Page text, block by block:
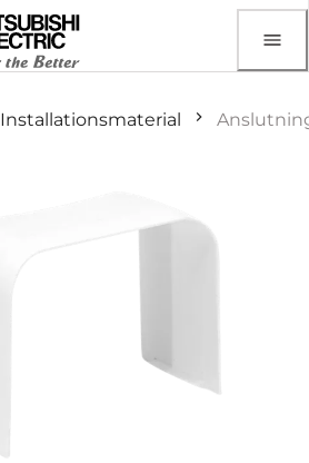
Installationsmaterial